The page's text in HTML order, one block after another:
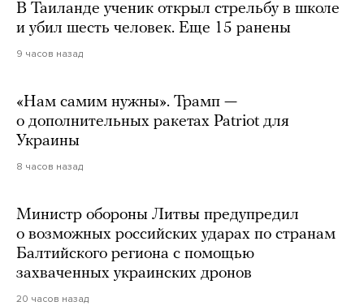
В Таиланде ученик открыл стрельбу в школе
и убил шесть человек. Еще 15 ранены
9 часов назад
«Нам самим нужны». Трамп —
о дополнительных ракетах Patriot для
Украины
8 часов назад
Министр обороны Литвы предупредил
о возможных российских ударах по странам
Балтийского региона с помощью
захваченных украинских дронов
20 часов назад